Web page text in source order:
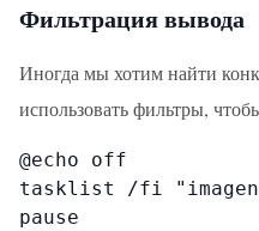
Фильтрация вывода
Иногда мы хотим найти
использовать фильтры,
@echo off
tasklist /fi
pause